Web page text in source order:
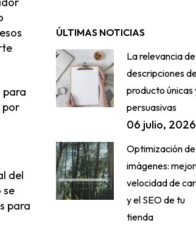
para
por
del
se
para
ÚLTIMAS NOTICIAS
La relevancia
descripciones
producto únicas
persuasivas
06 julio, 2026
Optimización de
imágenes:
velocidad de
y el SEO de tu
tienda